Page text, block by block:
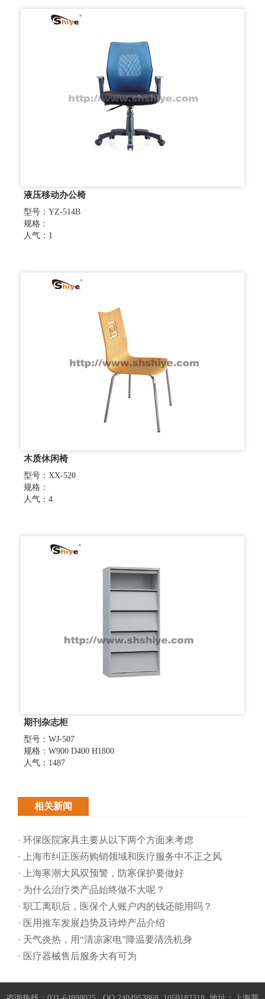
液压移动办公椅
型号：YZ-514B
规格：
人气：1
木质休闲椅
型号：XX-520
规格：
人气：4
期刊杂志柜
型号：WJ-507
规格：W900 D400 H1800
人气：1487
相关新闻
· 环保医院家具主要从以下两个方面来考虑
· 上海市纠正医药购销领域和医疗服务中不正之风
· 上海寒潮大风双预警，防寒保护要做好
· 为什么治疗类产品始终做不大呢？
· 职工离职后，医保个人账户内的钱还能用吗​？
· 医用推车发展趋势及诗烨产品介绍
· 天气炎热，用“清凉家电”降温要清洗机身
· 医疗器械售后服务大有可为